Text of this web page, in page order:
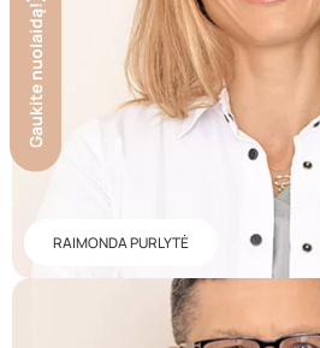
RAIMONDA PURLYTĖ
Gaukite nuolaidą!